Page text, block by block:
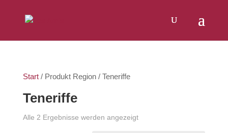
Start/ Produkt Region / Teneriffe
Teneriffe
Alle 2 Ergebnisse werden angezeigt